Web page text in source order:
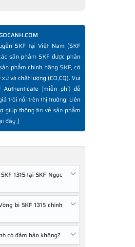
SKF tại Việt Nam (SKF
sản phẩm SKF được phân
phẩm chính hãng SKF, có
và chất lượng (CO,CQ). Vui
(miễn phí) để
trôi nổi trên thị trường. Liên
giúp thông tin về sản phẩm
đây]
1315 tại SKF Ngọc
bi SKF 1315 chính
có đảm bảo không?